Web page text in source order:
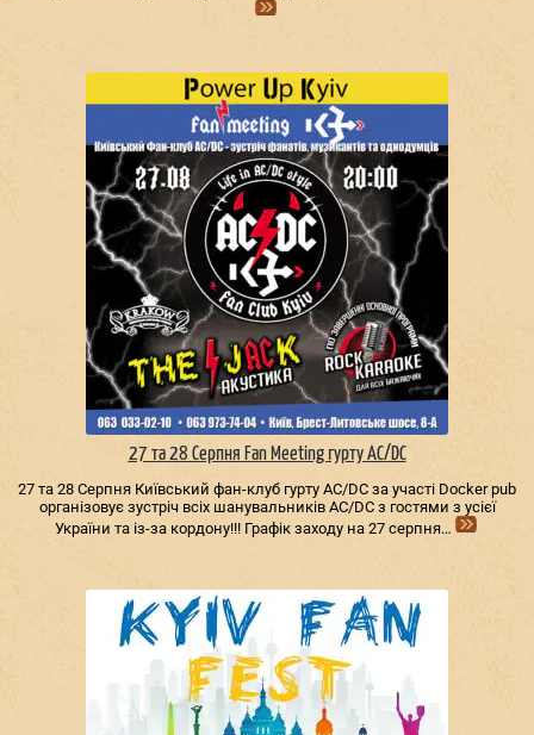
27 та 28 Серпня Fan Meeting гурту AC/DС
27 та 28 Серпня Київський фан-клуб гурту AC/DС за участі Docker pub
організовує зустріч всіх шанувальників AC/DС з гостями з усієї
України та із-за кордону!!! Графік заходу на 27 серпня…